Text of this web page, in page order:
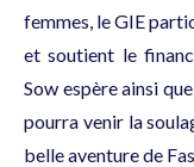
femmes, le GIE
et soutient le
Sow espère ainsi
pourra venir la
belle aventure de